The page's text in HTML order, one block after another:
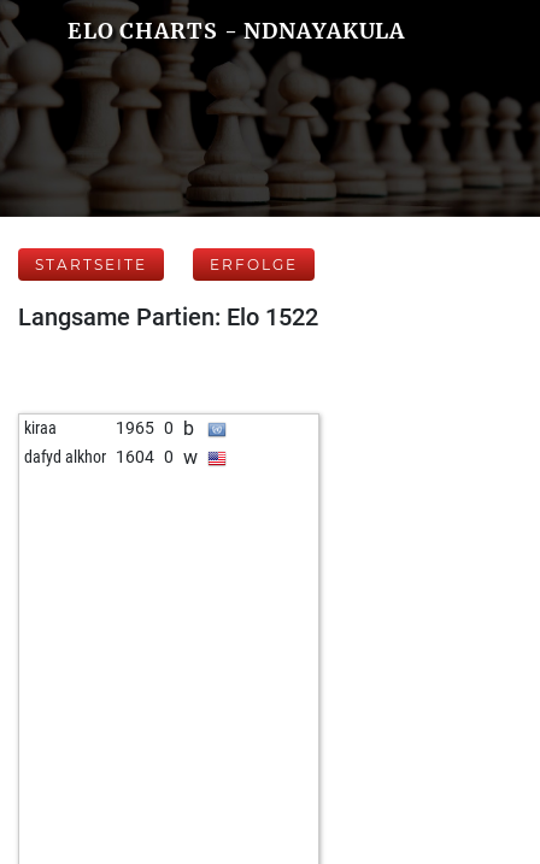
ELO CHARTS - NDNAYAKULA
STARTSEITE ERFOLGE
Langsame Partien: Elo 1522
kiraa 1965 0 b
dafyd alkhor 1604 0 w